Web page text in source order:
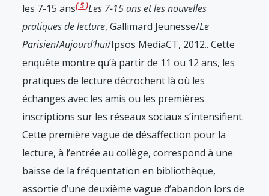
les 7-15 ans 5 Les 7-15 ans et les nouvelles
pratiques de lecture, Gallimard Jeunesse/Le
Parisien/Aujourd’hui/Ipsos MediaCT, 2012.. Cette
enquête montre qu’à partir de 11 ou 12 ans, les
pratiques de lecture décrochent là où les
échanges avec les amis ou les premières
inscriptions sur les réseaux sociaux s’intensifient.
Cette première vague de désaffection pour la
lecture, à l’entrée au collège, correspond à une
baisse de la fréquentation en bibliothèque,
assortie d’une deuxième vague d’abandon lors de